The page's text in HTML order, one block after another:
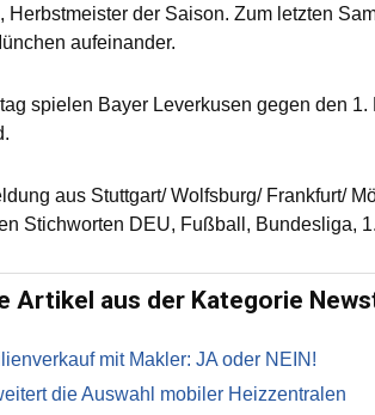
Herbstmeister der Saison. Zum letzten
aufeinander.
spielen Bayer Leverkusen gegen den
aus Stuttgart/ Wolfsburg/ Frankfurt/
Stichworten DEU, Fußball, Bundesliga,
Artikel aus der Kategorie
mit Makler: JA oder NEIN!
die Auswahl mobiler Heizzentralen